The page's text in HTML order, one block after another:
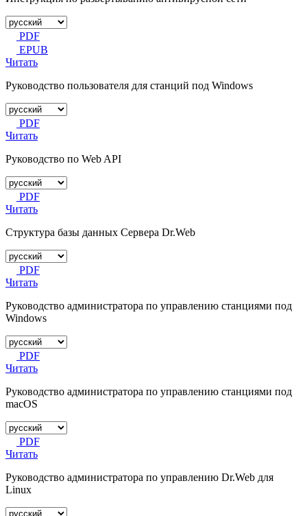
PDF
EPUB
Читать
Руководство пользователя для станций под Windows
PDF
Читать
Руководство по Web API
PDF
Читать
Структура базы данных Сервера Dr.Web
PDF
Читать
Руководство администратора по управлению станциями под
Windows
PDF
Читать
Руководство администратора по управлению станциями под
macOS
PDF
Читать
Руководство администратора по управлению Dr.Web для
Linux